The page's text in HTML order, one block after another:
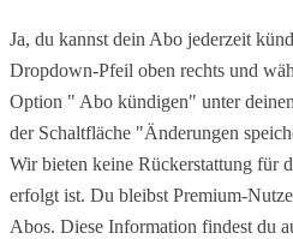
Ja, du kannst dein Abo jederzeit
Dropdown-Pfeil oben rechts und
Option " Abo kündigen" unter
der Schaltfläche "Änderungen
Wir bieten keine Rückerstattung für
erfolgt ist. Du bleibst Premium-
Abos. Diese Information findest du